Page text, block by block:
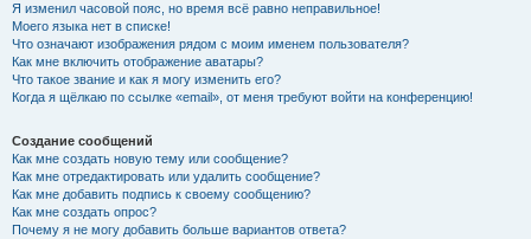
Я изменил часовой пояс, но время всё равно неправильное!
Моего языка нет в списке!
Что означают изображения рядом с моим именем пользователя?
Как мне включить отображение аватары?
Что такое звание и как я могу изменить его?
Когда я щёлкаю по ссылке «email», от меня требуют войти на конференцию!
Создание сообщений
Как мне создать новую тему или сообщение?
Как мне отредактировать или удалить сообщение?
Как мне добавить подпись к своему сообщению?
Как мне создать опрос?
Почему я не могу добавить больше вариантов ответа?